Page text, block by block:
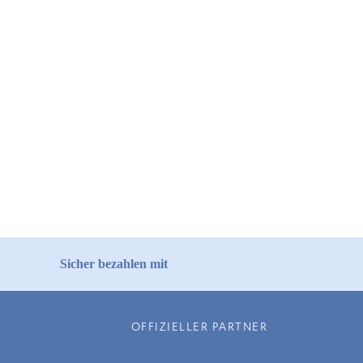
Sicher bezahlen mit
OFFIZIELLER PARTNER